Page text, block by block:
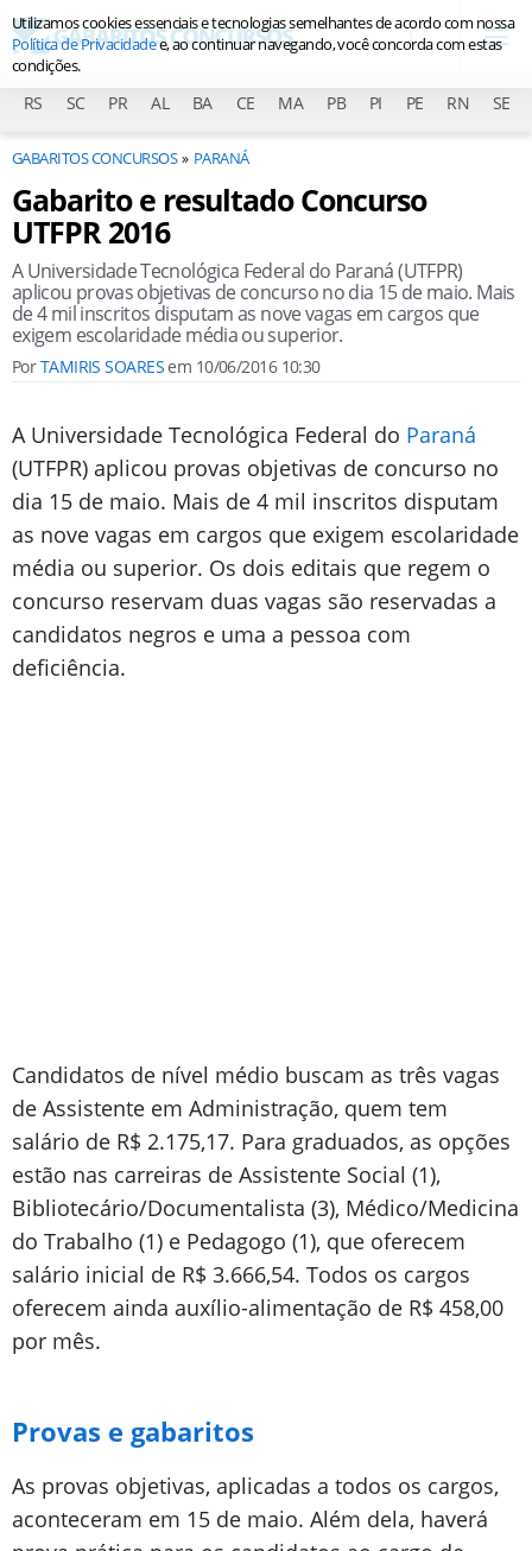
RS SC PR AL BA CE MA PB PI PE RN SE
GABARITOS CONCURSOS PARANÁ
Gabarito e resultado Concurso
UTFPR 2016
A Universidade Tecnológica Federal do Paraná (UTFPR)
aplicou provas objetivas de concurso no dia 15 de maio. Mais
de 4 mil inscritos disputam as nove vagas em cargos que
exigem escolaridade média ou superior.
PorTAMIRIS SOARESem 10/06/2016 10:30
A Universidade Tecnológica Federal do Paraná
(UTFPR) aplicou provas objetivas de concurso no
dia 15 de maio. Mais de 4 mil inscritos disputam
as nove vagas em cargos que exigem escolaridade
média ou superior. Os dois editais que regem o
concurso reservam duas vagas são reservadas a
candidatos negros e uma a pessoa com
deficiência.
Candidatos de nível médio buscam as três vagas
de Assistente em Administração, quem tem
salário de R$ 2.175,17. Para graduados, as opções
estão nas carreiras de Assistente Social (1),
Bibliotecário/Documentalista (3), Médico/Medicina
do Trabalho (1) e Pedagogo (1), que oferecem
salário inicial de R$ 3.666,54. Todos os cargos
oferecem ainda auxílio-alimentação de R$ 458,00
por mês.
Provas e gabaritos
As provas objetivas, aplicadas a todos os cargos,
aconteceram em 15 de maio. Além dela, haverá
Utilizamos cookies essenciais e tecnologias semelhantes de acordo com nossa
Política de Privacidadee, ao continuar navegando, você concorda com estas
condições.